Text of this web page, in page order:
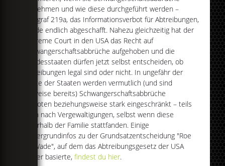
vornehmen und wie diese durchgeführt werden –
Paragraf 219a, das Informationsverbot für Abtreibungen,
wurde endlich abgeschafft. Nahezu gleichzeitig hat der
Supreme Court in den USA das Recht auf
Schwangerschaftsabbrüche aufgehoben und die
Bundesstaaten dürfen jetzt selbst entscheiden, ob
Abtreibungen legal sind oder nicht. In ungefähr der
Hälfte der Staaten werden vermutlich (und sind
teilweise bereits) Schwangerschaftsabbrüche
verboten beziehungsweise stark eingeschränkt – teils
auch nach Vergewaltigungen, selbst wenn diese
innerhalb der Familie stattfanden. Einige
Hintergrundinfos zu der Grundsatzentscheidung "Roe
vs. Wade", auf dem das Abtreibungsgesetz der USA
bisher basierte, findest du hier.